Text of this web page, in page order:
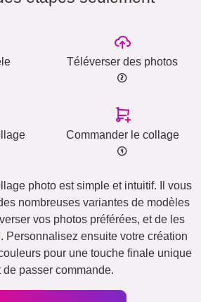
Téléverser des photos
Commander le collage
photo est simple et intuitif. Il vous
nombreuses variantes de modèles
vos photos préférées, et de les
Personnalisez ensuite votre création
pour une touche finale unique
de passer commande.